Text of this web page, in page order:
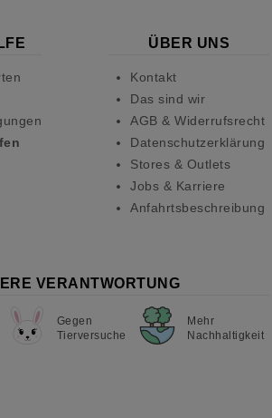
ÜBER UNS
Kontakt
Das sind wir
AGB & Widerrufsrecht
Datenschutzerklärung
Stores & Outlets
Jobs & Karriere
Anfahrtsbeschreibung
VERANTWORTUNG
Gegen
Tierversuche
Mehr
Nachhaltigkeit